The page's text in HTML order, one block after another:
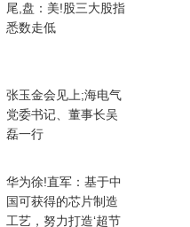
尾,盘：美!股三大股指
悉数走低
张玉金会见上;海电气
党委书记、董事长吴
磊一行
华为徐!直军：基于中
国可获得的芯片制造
工艺，努力打造‘超节